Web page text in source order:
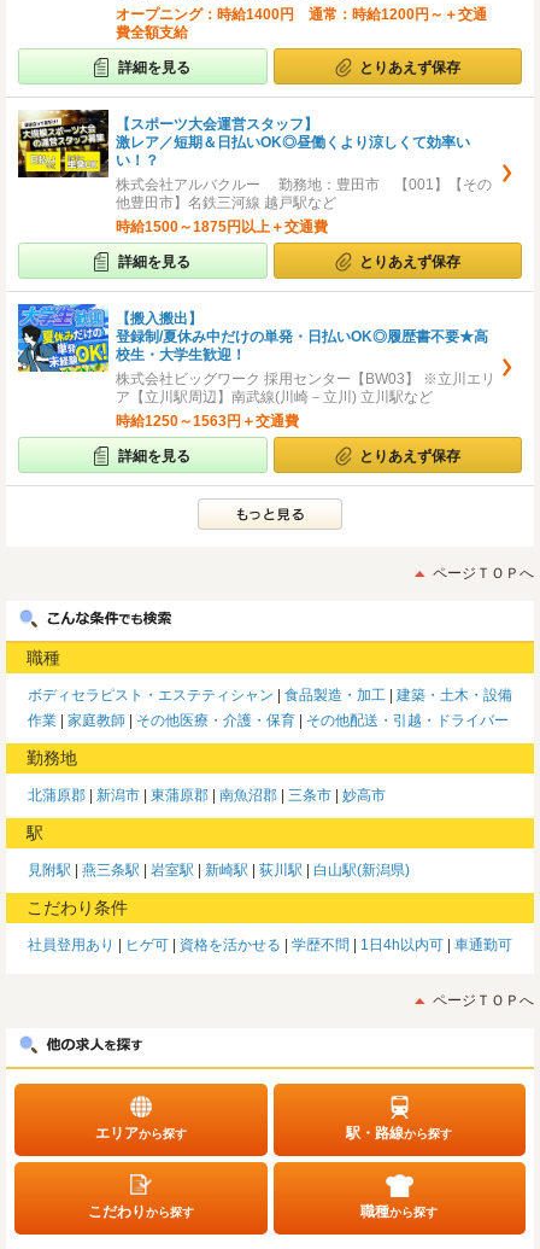
オープニング：時給1400円 通常：時給1200円～＋交通
費全額支給
詳細を見る とりあえず保存
【スポーツ大会運営スタッフ】
激レア／短期＆日払いOK◎昼働くより涼しくて効率い
い！？
株式会社アルバクルー 勤務地：豊田市 【001】【その
他豊田市】名鉄三河線 越戸駅など
時給1500～1875円以上＋交通費
詳細を見る とりあえず保存
【搬入搬出】
登録制/夏休み中だけの単発・日払いOK◎履歴書不要★高
校生・大学生歓迎！
株式会社ビッグワーク 採用センター【BW03】 ※立川エリ
ア【立川駅周辺】南武線(川崎－立川) 立川駅など
時給1250～1563円＋交通費
詳細を見る とりあえず保存
ページＴＯＰへ
職種
ボディセラピスト・エステティシャン 食品製造・加工
建築・土木・設備
作業
家庭教師 その他医療・介護・保育 その他配送・引越・ドライバー
勤務地
北蒲原郡 新潟市 東蒲原郡 南魚沼郡 三条市 妙高市
駅
見附駅 燕三条駅 岩室駅 新崎駅 荻川駅 白山駅(新潟県)
こだわり条件
社員登用あり ヒゲ可 資格を活かせる 学歴不問 1日4h以内可 車通勤可
ページＴＯＰへ
エリアから探す 駅・路線から探す
こだわりから探す 職種から探す